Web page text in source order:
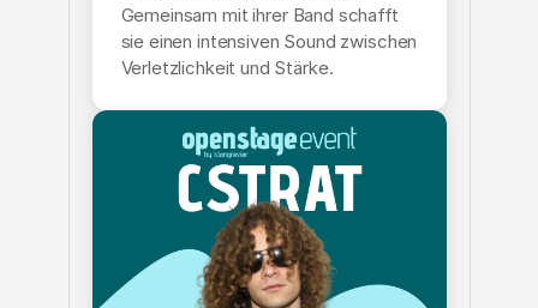
Gemeinsam mit ihrer Band schafft
sie einen intensiven Sound zwischen
Verletzlichkeit und Stärke.